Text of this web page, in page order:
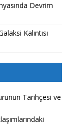
Devrim
Kalıntısı
Tarihçesi ve